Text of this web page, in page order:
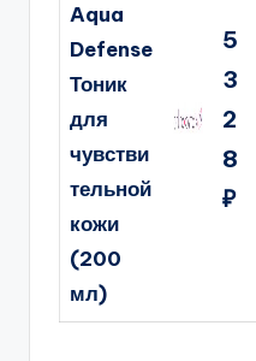
Aqua
Defense
Тоник
для
чувстви
тельной
кожи
(200
мл)
5
3
2
8
₽